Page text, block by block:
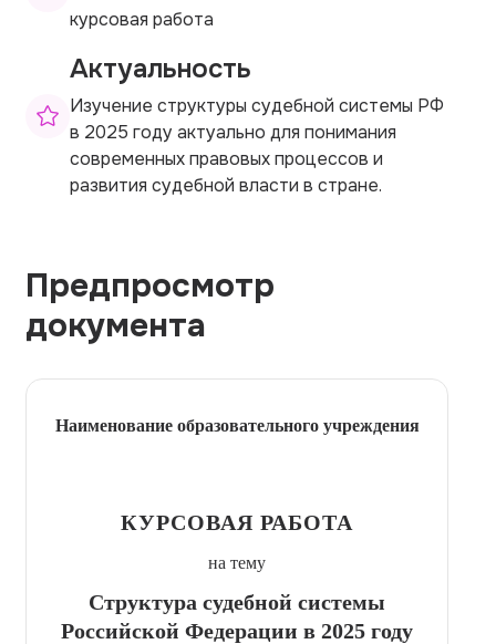
курсовая работа
Актуальность
Изучение структуры судебной системы РФ
в 2025 году актуально для понимания
современных правовых процессов и
развития судебной власти в стране.
Предпросмотр
документа
Наименование образовательного учреждения
КУРСОВАЯ РАБОТА
на тему
Структура судебной системы
Российской Федерации в 2025 году